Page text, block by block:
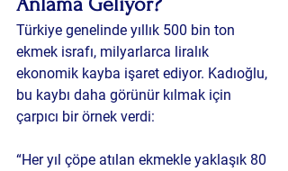
Türkiye genelinde yıllık 500 bin ton
ekmek israfı, milyarlarca liralık
ekonomik kayba işaret ediyor. Kadıoğlu,
bu kaybı daha görünür kılmak için
çarpıcı bir örnek verdi:
“Her yıl çöpe atılan ekmekle yaklaşık 80